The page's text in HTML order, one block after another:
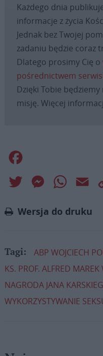
Każdego dnia
informacje z życia
Jednak bez Twojej
zadaniu będzie coraz
Dlatego prosimy Cię o
pośrednictwem
Dzięki Tobie
misję. Więcej
Twitter Messenger
Wersja do druku
Tagi:
ABP WOJCIECH
KS. PROF. ALFRED MAREK
NAGRODA JANA
WYKORZYSTYWANIE